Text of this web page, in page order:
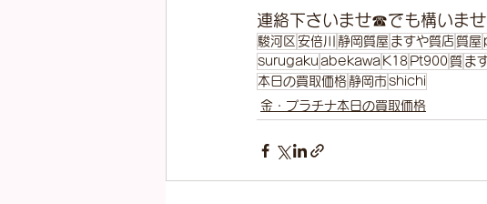
連絡下さいませ☎でも構いま
駿河区 安倍川 静岡質屋 ますや質店 質屋
surugaku abekawa K18 Pt900質 ま
本日の買取価格 静岡市 shichi
金・プラチナ本日の買取価格